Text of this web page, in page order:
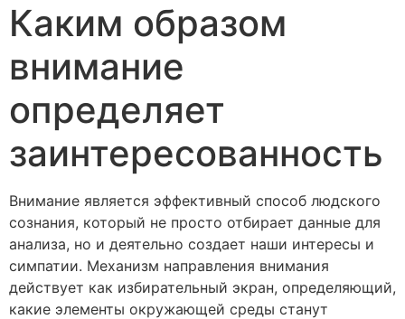
Каким образом
внимание
определяет
заинтересованность
Внимание является эффективный способ людского
сознания, который не просто отбирает данные для
анализа, но и деятельно создает наши интересы и
симпатии. Механизм направления внимания
действует как избирательный экран, определяющий,
какие элементы окружающей среды станут